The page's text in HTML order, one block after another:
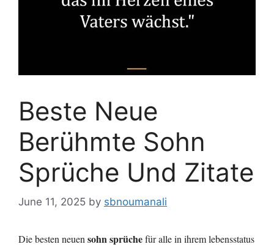
Beste Neue
Berühmte Sohn
Sprüche Und Zitate
June 11, 2025 by sbnoumanali
Die besten neuen sohn sprüchefür alle in ihrem lebensstatus